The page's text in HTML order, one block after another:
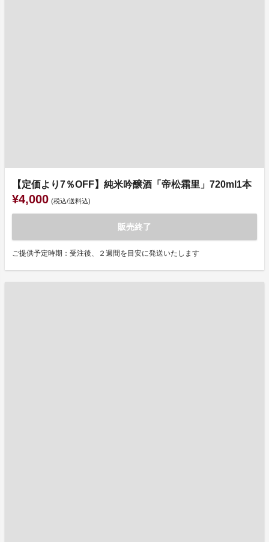
【定価より7％OFF】純米吟醸酒「帝松霜里」720ml1本
¥4,000 (税込/送料込)
販売終了
ご提供予定時期：受注後、２週間を目安に発送いたします